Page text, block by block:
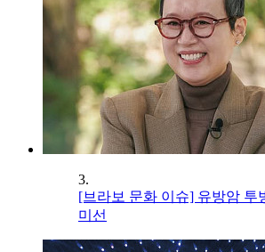
3.
[브라보 문화 이슈] 유방암 투
미선